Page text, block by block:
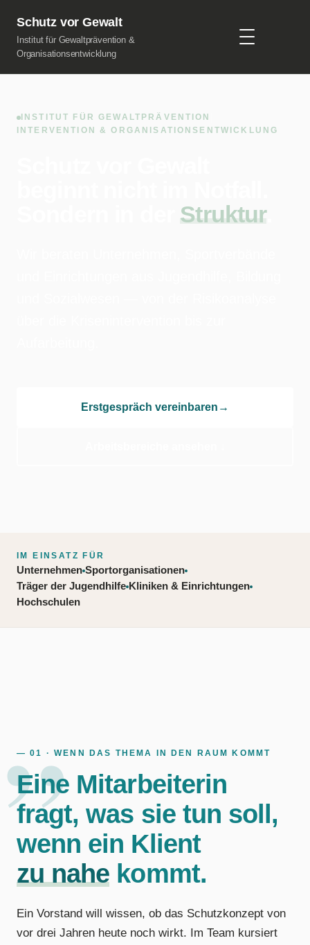
Schutz vor Gewalt
Institut für Gewaltprävention &
Organisationsentwicklung
INSTITUT FÜR GEWALTPRÄVENTION
INTERVENTION & ORGANISATIONSENTWICKLUNG
Struktur.
Erstgespräch vereinbaren →
IM EINSATZ FÜR
Unternehmen Sportorganisationen
Träger der Jugendhilfe Kliniken & Einrichtungen
Hochschulen
— 01 · WENN DAS THEMA IN DEN RAUM KOMMT
Eine Mitarbeiterin
fragt, was sie tun soll,
wenn ein Klient
zu nahe kommt.
Ein Vorstand will wissen, ob das Schutzkonzept von
vor drei Jahren heute noch wirkt. Im Team kursiert